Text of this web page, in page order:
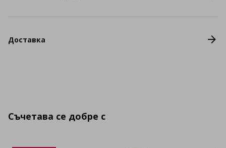
Доставка
Съчетава се добре с